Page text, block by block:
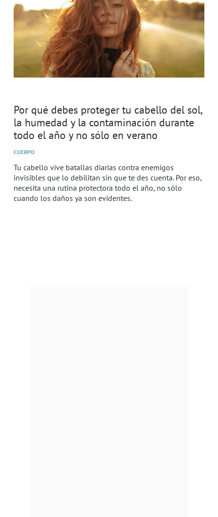
Por qué debes proteger tu cabello del sol,
la humedad y la contaminación durante
todo el año y no sólo en verano
CUERPO
Tu cabello vive batallas diarias contra enemigos
invisibles que lo debilitan sin que te des cuenta. Por eso,
necesita una rutina protectora todo el año, no sólo
cuando los daños ya son evidentes.